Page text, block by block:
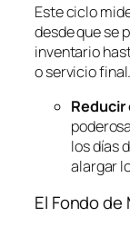
Este ciclo
desde que se
inventario
o servicio final.
los días
alargar
El Fondo